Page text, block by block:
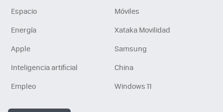
Espacio
Móviles
Energía
Xataka Movilidad
Apple
Samsung
Inteligencia artificial
China
Empleo
Windows 11